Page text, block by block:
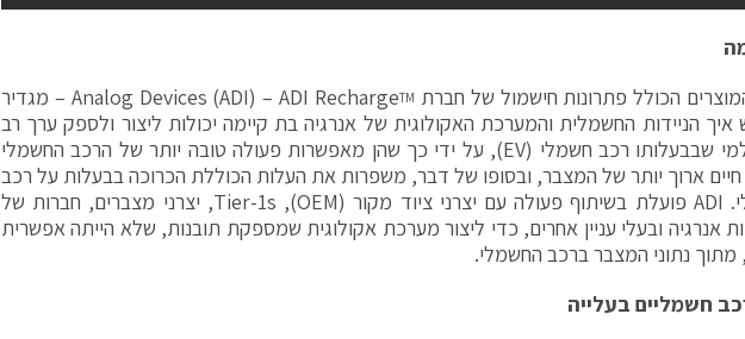
הכולל פתרונות חישמול של חברת
Analog Devices (ADI) –ADI RechargeTM
– מגדיר
הניידות החשמלית והמערכת האקולוגית של אנרגיה בת קיימה יכולות ליצור ולספק ערך רב
שבבעלותו רכב חשמלי (EV), על ידי כך שהן מאפשרות פעולה טובה יותר של הרכב החשמלי
ארוך יותר של המצבר, ובסופו של דבר, משפרות את העלות הכוללת הכרוכה בבעלות על רכב
ADI פועלת בשיתוף פעולה עם יצרני ציוד מקור (OEM
),
Tier-1s, יצרני מצברים, חברות של
אנרגיה ובעלי עניין אחרים, כדי ליצור מערכת אקולוגית שמספקת תובנות, שלא הייתה אפשרית
מתוך נתוני המצבר ברכב החשמלי.
חשמליים בעלייה